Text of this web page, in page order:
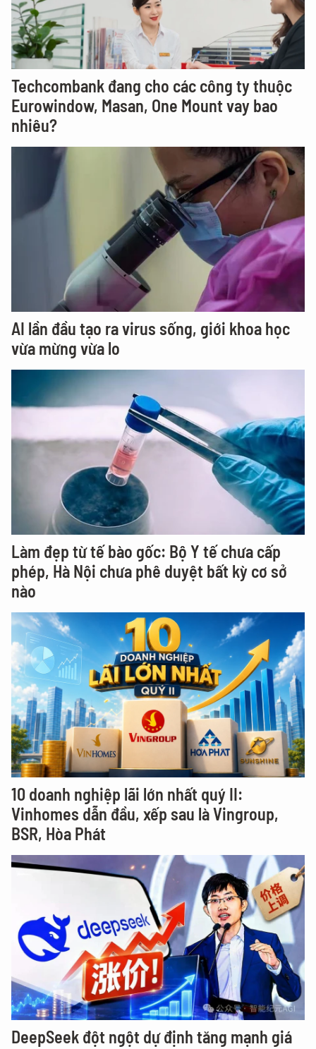
Techcombank đang cho các công ty thuộc
Eurowindow, Masan, One Mount vay bao
nhiêu?
AI lần đầu tạo ra virus sống, giới khoa học
vừa mừng vừa lo
Làm đẹp từ tế bào gốc: Bộ Y tế chưa cấp
phép, Hà Nội chưa phê duyệt bất kỳ cơ sở
nào
10 doanh nghiệp lãi lớn nhất quý II:
Vinhomes dẫn đầu, xếp sau là Vingroup,
BSR, Hòa Phát
DeepSeek đột ngột dự định tăng mạnh giá